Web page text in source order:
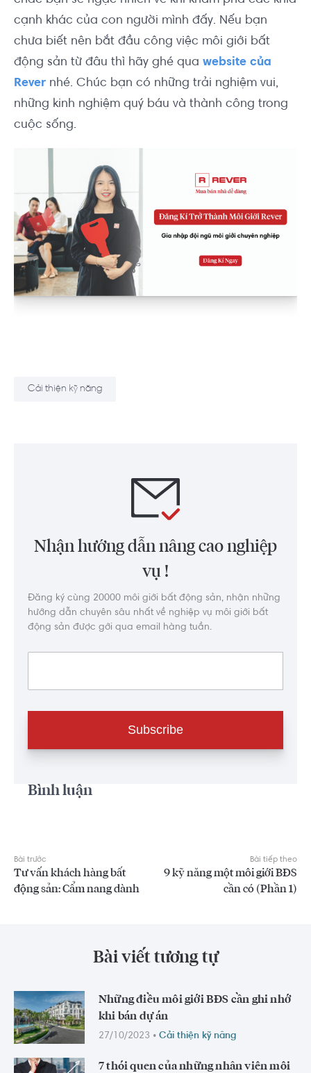
cạnh khác của con người mình đấy. Nếu bạn
chưa biết nên bắt đầu công việc môi giới bất
động sản từ đâu thì hãy ghé qua website của
Rever nhé. Chúc bạn có những trải nghiệm vui,
những kinh nghiệm quý báu và thành công trong
cuộc sống.
Cải thiện kỹ năng
Nhận hướng dẫn nâng cao nghiệp
vụ !
Đăng ký cùng 20000 môi giới bất động sản, nhận những
hướng dẫn chuyên sâu nhất về nghiệp vụ môi giới bất
động sản được gởi qua email hàng tuần.
Bình luận
Bài trước
Tư vấn khách hàng bất
động sản: Cẩm nang dành
Bài tiếp theo
9 kỹ năng một môi giới BĐS
cần có (Phần 1)
Bài viết tương tự
Những điều môi giới BĐS cần ghi nhớ
khi bán dự án
27/10/2023 • Cải thiện kỹ năng
7 thói quen của những nhân viên môi